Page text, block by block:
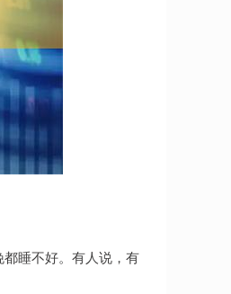
睡不好。有人说，有